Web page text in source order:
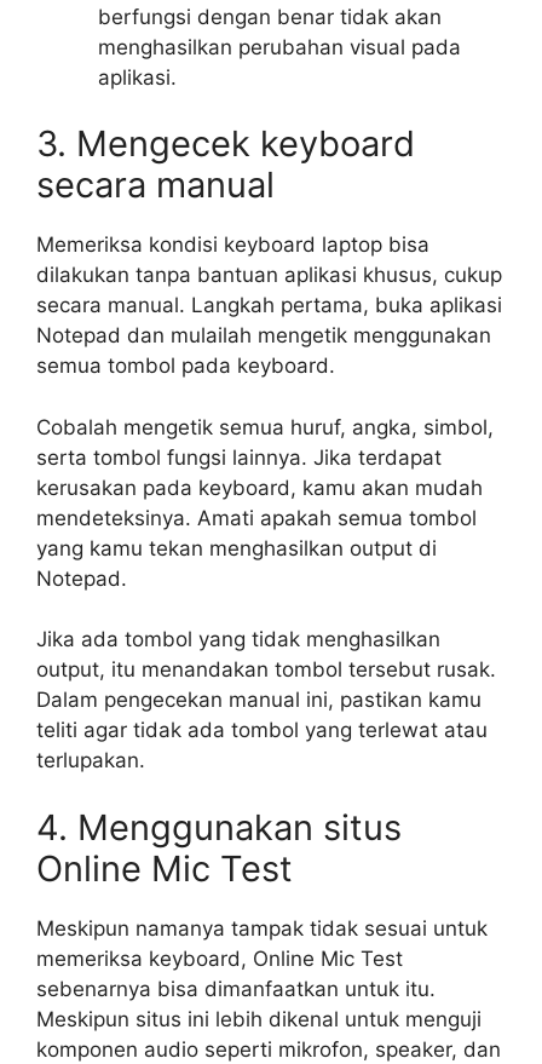
berfungsi dengan benar tidak akan
menghasilkan perubahan visual pada
aplikasi.
3. Mengecek keyboard
secara manual
Memeriksa kondisi keyboard laptop bisa
dilakukan tanpa bantuan aplikasi khusus, cukup
secara manual. Langkah pertama, buka aplikasi
Notepad dan mulailah mengetik menggunakan
semua tombol pada keyboard.
Cobalah mengetik semua huruf, angka, simbol,
serta tombol fungsi lainnya. Jika terdapat
kerusakan pada keyboard, kamu akan mudah
mendeteksinya. Amati apakah semua tombol
yang kamu tekan menghasilkan output di
Notepad.
Jika ada tombol yang tidak menghasilkan
output, itu menandakan tombol tersebut rusak.
Dalam pengecekan manual ini, pastikan kamu
teliti agar tidak ada tombol yang terlewat atau
terlupakan.
4. Menggunakan situs
Online Mic Test
Meskipun namanya tampak tidak sesuai untuk
memeriksa keyboard, Online Mic Test
sebenarnya bisa dimanfaatkan untuk itu.
Meskipun situs ini lebih dikenal untuk menguji
komponen audio seperti mikrofon, speaker, dan